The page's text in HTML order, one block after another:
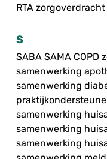
RTA
S
SABA SAMA COPD
samenwerking
samenwerking
samenwerking
samenwerking
samenwerking